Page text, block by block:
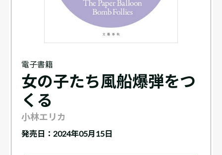
電子書籍
女の子たち風船爆弾をつ
くる
小林エリカ
発売日：2024年05月15日